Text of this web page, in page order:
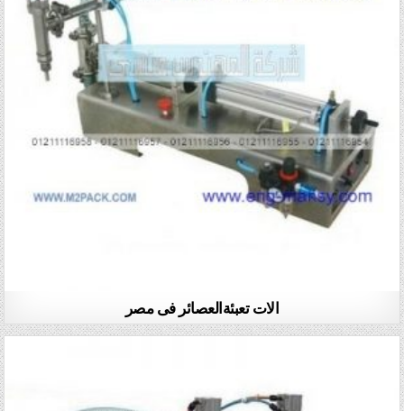
الات تعبئةالعصائر فى مصر